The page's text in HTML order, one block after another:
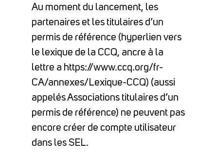
Au moment du lancement, les
partenaires et les titulaires d’un
permis de référence (hyperlien vers
le lexique de la CCQ, ancre à la
lettre a https://www.ccq.org/fr-
CA/annexes/Lexique-CCQ) (aussi
appelés Associations titulaires d’un
permis de référence) ne peuvent pas
encore créer de compte utilisateur
dans les SEL.